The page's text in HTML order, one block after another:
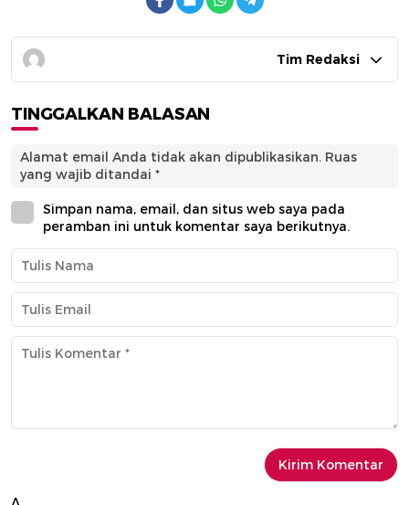
Tim Redaksi
TINGGALKAN BALASAN
Alamat email Anda tidak akan dipublikasikan. Ruas
yang wajib ditandai *
Simpan nama, email, dan situs web saya pada
peramban ini untuk komentar saya berikutnya.